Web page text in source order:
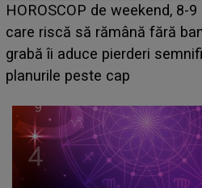
Emanuel a ținut ACEST
acum! În fața Alexandrei,
face o MĂRTURISIRE
sa: "I-am spus și ei în față, eu